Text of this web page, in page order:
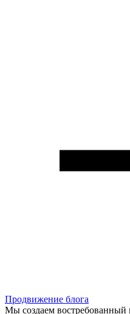
Продвижение блога
Мы создаем востребованный